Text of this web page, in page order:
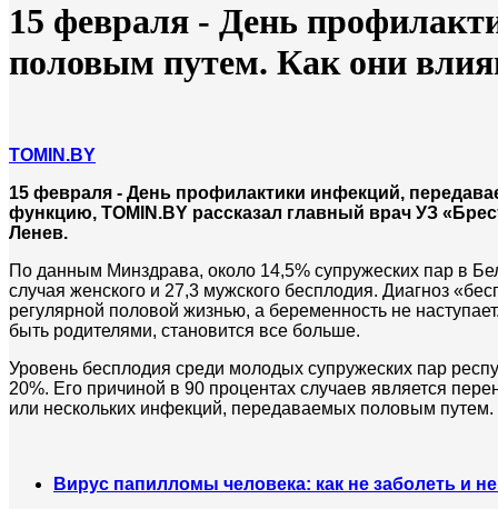
15 февраля - День
половым путем. Как они
TOMIN.BY
15 февраля - День профилактики инфекций,
функцию, TOMIN.BY рассказал главный врач УЗ
Ленев.
По данным Минздрава, около 14,5% супружеских пар в
случая женского и 27,3 мужского бесплодия. Диагноз
регулярной половой жизнью, а беременность не
быть родителями, становится все больше.
Уровень бесплодия среди молодых супружеских пар
20%. Его причиной в 90 процентах случаев является
или нескольких инфекций, передаваемых половым путем.
Вирус папилломы человека: как не заболеть и